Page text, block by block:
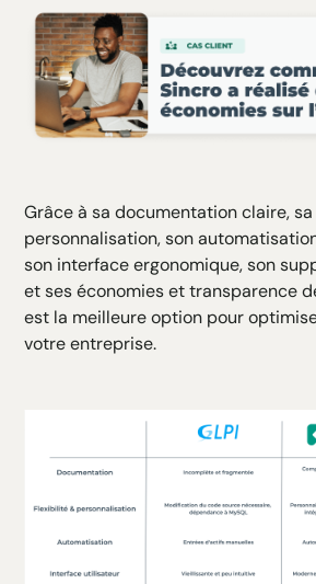
Grâce à sa documentation claire,
personnalisation, son
son interface ergonomique, son
et ses économies et transparence
est la meilleure option pour
votre entreprise.